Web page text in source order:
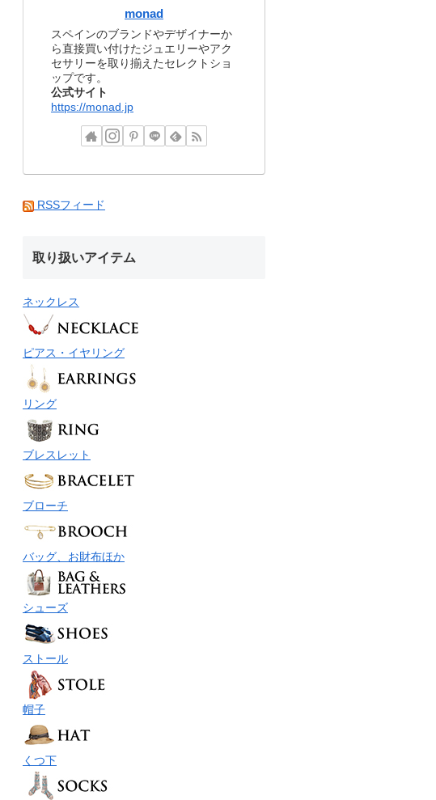
monad
スペインのブランドやデザイナーか
ら直接買い付けたジュエリーやアク
セサリーを取り揃えたセレクトショ
ップです。
公式サイト
https://monad.jp
RSSフィード
取り扱いアイテム
ネックレス
ピアス・イヤリング
リング
ブレスレット
ブローチ
バッグ、お財布ほか
シューズ
ストール
帽子
くつ下